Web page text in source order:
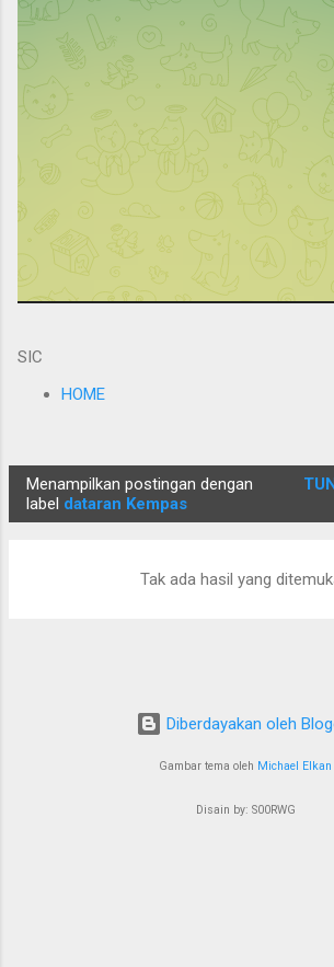
SIC
HOME
o
Menampilkan postingan dengan
label dataran Kempas
Tak ada hasil yang
Diberdayakan oleh
Gambar tema oleh Michael Elkan
Disain by: S00RWG